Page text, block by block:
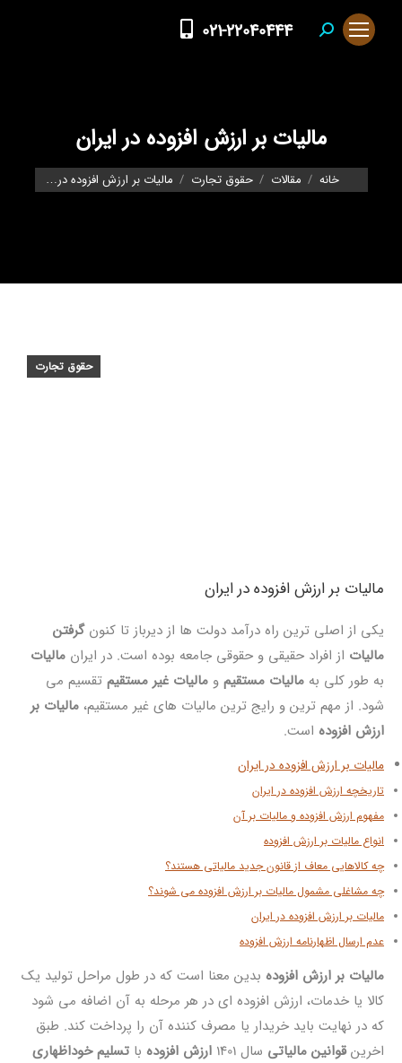
Search:
021-22040444
مالیات بر ارزش افزوده در ایران
You are here:
خانه مقالات حقوق تجارت مالیات بر ارزش افزوده در…
حقوق تجارت
مالیات بر ارزش افزوده در ایران
یکی از اصلی ترین راه درآمد دولت ها از دیرباز تا کنونگرفتن
مالیات از افراد حقیقی و حقوقی جامعه بوده است. در ایران مالیات
به طور کلی به مالیات مستقیم و مالیات غیر مستقیم تقسیم می
شود. از مهم ترین و رایج ترین مالیات های غیر مستقیم، مالیات بر
ارزش افزوده است.
مالیات بر ارزش افزوده در ایران
تاریخچه ارزش افزوده در ایران
مفهوم ارزش افزوده و مالیات بر آن
انواع مالیات بر ارزش افزوده
چه کالاهایی معاف از قانون جدید مالیاتی هستند؟
چه مشاغلی مشمول مالیات بر ارزش افزوده می شوند؟
مالیات بر ارزش افزوده در ایران
عدم ارسال اظهارنامه ارزش افزوده
مالیات بر ارزش افزوده بدین معنا است که در طول مراحل تولید یک
کالا یا خدمات، ارزش افزوده ای در هر مرحله به آن اضافه می شود
که در نهایت باید خریدار یا مصرف کننده آن را پرداخت کند. طبق
اخرینقوانین مالیاتی سال 1401 ارزش افزوده با تسلیم خوداظهاری